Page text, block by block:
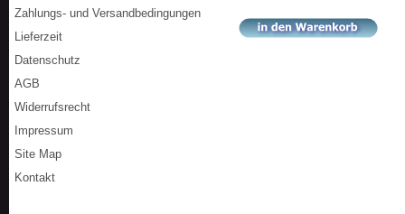
Zahlungs- und Versandbedingungen
Lieferzeit
Datenschutz
AGB
Widerrufsrecht
Impressum
Site Map
Kontakt